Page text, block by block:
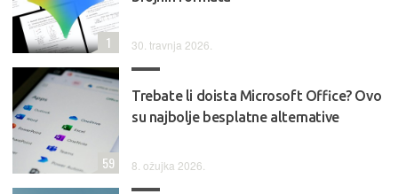
30. travnja 2026.
1
Trebate li doista Microsoft Office? Ovo
su najbolje besplatne alternative
8. ožujka 2026.
59